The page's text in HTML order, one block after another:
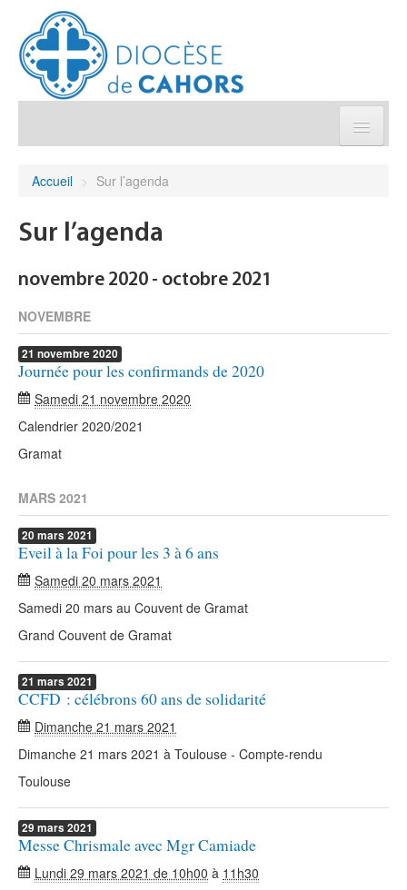
Agenda diocésain
Je donne
Annuaire/Contact
Accueil > Sur l’agenda
Sur l’agenda
novembre 2020 - octobre 2021
NOVEMBRE
21 novembre2020
Journée pour les confirmands de 2020
Samedi 21 novembre 2020
Calendrier 2020/2021
Gramat
MARS 2021
20 mars 2021
Eveil à la Foi pour les 3 à 6 ans
Samedi 20 mars 2021
Samedi 20 mars au Couvent de Gramat
Grand Couvent de Gramat
21 mars 2021
CCFD : célébrons 60 ans de solidarité
Dimanche 21 mars 2021
Dimanche 21 mars 2021 à Toulouse - Compte-rendu
Toulouse
29 mars 2021
Messe Chrismale avec Mgr Camiade
Lundi 29 mars 2021 de 10h00 à 11h30